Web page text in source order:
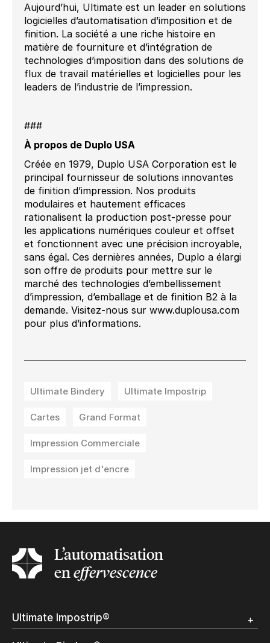
Aujourd’hui, Ultimate est un leader en solutions
logicielles d’automatisation d’imposition et de
finition. La société a une riche histoire en
matière de fourniture et d’intégration de
technologies d’imposition dans des solutions de
flux de travail matérielles et logicielles pour les
leaders de l’industrie de l’impression.
###
À propos de Duplo USA
Créée en 1979, Duplo USA Corporation est le
principal fournisseur de solutions innovantes
de finition d’impression. Nos produits
modulaires et hautement efficaces
rationalisent la production post-presse pour
les applications numériques couleur et offset
et fonctionnent avec une précision incroyable,
sans égal. Ces dernières années, Duplo a élargi
son offre de produits pour mettre sur le
marché des technologies d’embellissement
d’impression, d’emballage et de finition B2 à la
demande. Visitez-nous sur www.duplousa.com
pour plus d’informations.
Ultimate Bindery Ultimate Impostrip
Cartes Grand Format
Impression Commerciale
Impression jet d'encre
L’automatisation
eneffervescence
Ultimate Impostrip®